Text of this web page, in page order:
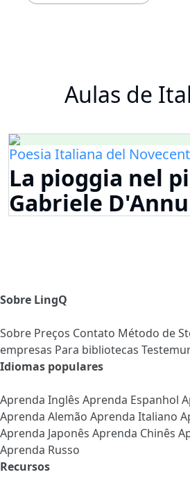
Aulas de
Poesia Italiana del
La pioggia nel
Gabriele
Sobre LingQ
Sobre Preços Contato Método de
empresas Para bibliotecas
Idiomas populares
Aprenda Inglês Aprenda Espanhol
Aprenda Alemão Aprenda Italiano
Aprenda Japonês Aprenda Chinês
Aprenda Russo
Recursos